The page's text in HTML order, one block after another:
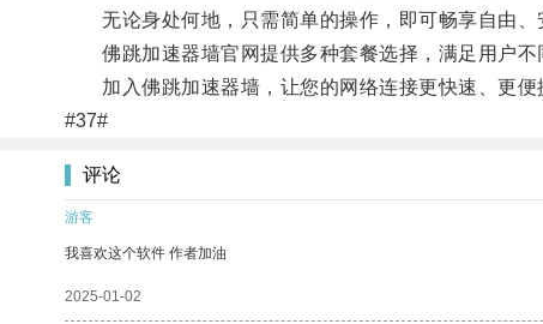
无论身处何地，只需简单的操作，即可畅享自由、
佛跳加速器墙官网提供多种套餐选择，满足用户不
加入佛跳加速器墙，让您的网络连接更快速、更便
#37#
评论
游客
我喜欢这个软件 作者加油
2025-01-02